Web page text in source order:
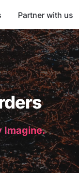
Partner with us
Imagine.